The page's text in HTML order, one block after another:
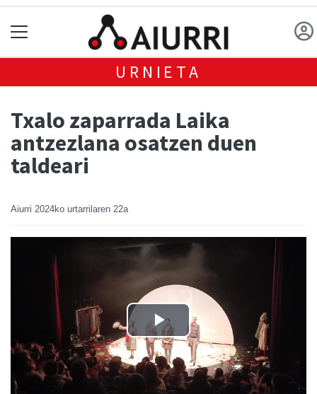
URNIETA
Txalo zaparrada Laika
antzezlana osatzen duen
taldeari
Aiurri 2024ko urtarrilaren 22a